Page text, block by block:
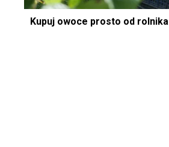
Kupuj owoce prosto od rolnika